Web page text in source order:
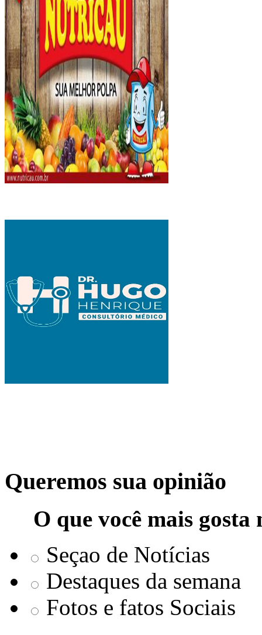
Queremos sua opinião
O que você mais
Seçao de Notícias
Destaques da semana
Fotos e fatos Sociais